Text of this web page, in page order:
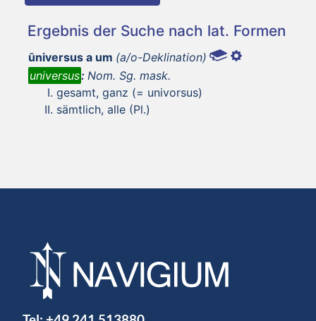
Ergebnis der Suche nach lat. Formen
ūniversus a um (a/o-Deklination)
universus: Nom. Sg. mask.
gesamt, ganz (= univorsus)
sämtlich, alle (Pl.)